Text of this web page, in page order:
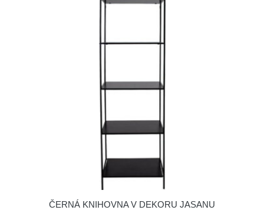
ČERNÁ KNIHOVNA V DEKORU JASANU